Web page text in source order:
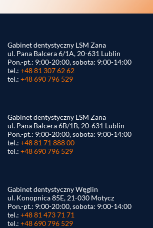
Gabinet dentystyczny LSM Zana
ul. Pana Balcera 6/1A, 20-631 Lublin
Pon.-pt.: 9:00-20:00, sobota: 9:00-14:00
tel.: +48 81 307 62 62
tel.: +48 690 796 529
Gabinet dentystyczny LSM Zana
ul. Pana Balcera 6B/1B, 20-631 Lublin
Pon.-pt.: 9:00-20:00, sobota: 9:00-14:00
tel.: +48 81 71 888 00
tel.: +48 690 796 529
Gabinet dentystyczny Węglin
ul. Konopnica 85E, 21-030 Motycz
Pon.-pt.: 9:00-20:00, sobota: 9:00-14:00
tel.: +48 81 473 71 71
tel.: +48 690 796 529